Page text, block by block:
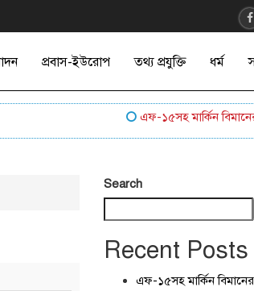
প্রবাস-ইউরোপ তথ্য প্রযুক্তি ধর্ম
এফ-১৫সহ মার্কিন বিমানের
Search
Recent Posts
এফ-১৫সহ মার্কিন